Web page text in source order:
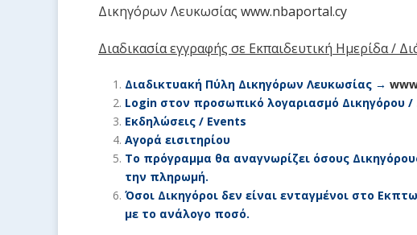
Δικηγόρων Λευκωσίας www.nbaportal.cy
Διαδικασία εγγραφής σε Εκπαιδευτική Ημερίδα /
Διαδικτυακή Πύλη Δικηγόρων Λευκωσίας →
Login στον προσωπικό λογαριασμό Δικηγόρου /
Εκδηλώσεις / Events
Αγορά εισιτηρίου
Το πρόγραμμα θα αναγνωρίζει όσους
την πληρωμή.
Όσοι Δικηγόροι δεν είναι ενταγμένοι στο
με το ανάλογο ποσό.